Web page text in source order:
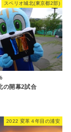
スペリオ城北(東京都2部)
の開幕2試合
2022 変革４年目の浦安